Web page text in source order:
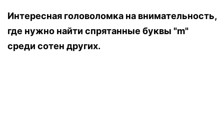
Интересная головоломка на внимательность,
где нужно найти спрятанные буквы "m"
среди сотен других.